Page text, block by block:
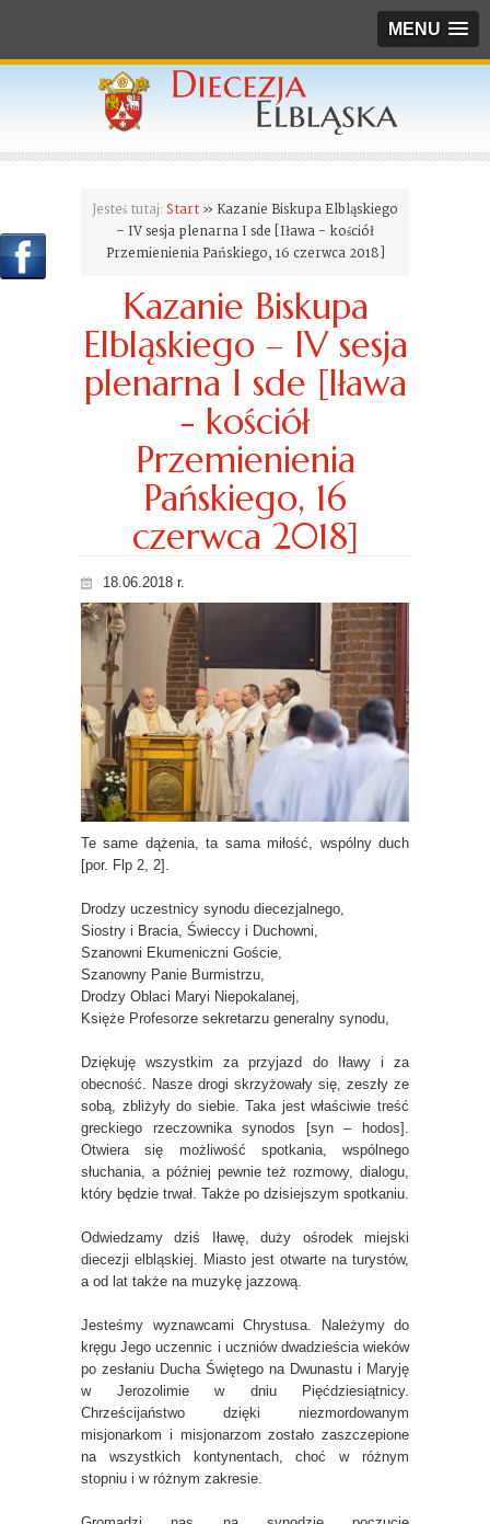
MENU
Jesteś tutaj: Start » Kazanie Biskupa Elbląskiego
– IV sesja plenarna I sde [Iława - kościół
Przemienienia Pańskiego, 16 czerwca 2018]
Kazanie Biskupa
Elbląskiego – IV sesja
plenarna I sde [Iława
- kościół
Przemienienia
Pańskiego, 16
czerwca 2018]
18.06.2018 r.
Te same dążenia, ta sama miłość, wspólny duch
[por. Flp 2, 2].
Drodzy uczestnicy synodu diecezjalnego,
Siostry i Bracia, Świeccy i Duchowni,
Szanowni Ekumeniczni Goście,
Szanowny Panie Burmistrzu,
Drodzy Oblaci Maryi Niepokalanej,
Księże Profesorze sekretarzu generalny synodu,
Dziękuję wszystkim za przyjazd do Iławy i za
obecność. Nasze drogi skrzyżowały się, zeszły ze
sobą, zbliżyły do siebie. Taka jest właściwie treść
greckiego rzeczownika synodos [syn – hodos].
Otwiera się możliwość spotkania, wspólnego
słuchania, a później pewnie też rozmowy, dialogu,
który będzie trwał. Także po dzisiejszym spotkaniu.
Odwiedzamy dziś Iławę, duży ośrodek miejski
diecezji elbląskiej. Miasto jest otwarte na turystów,
a od lat także na muzykę jazzową.
Jesteśmy wyznawcami Chrystusa. Należymy do
kręgu Jego uczennic i uczniów dwadzieścia wieków
po zesłaniu Ducha Świętego na Dwunastu i Maryję
w Jerozolimie w dniu Pięćdziesiątnicy.
Chrześcijaństwo dzięki niezmordowanym
misjonarkom i misjonarzom zostało zaszczepione
na wszystkich kontynentach, choć w różnym
stopniu i w różnym zakresie.